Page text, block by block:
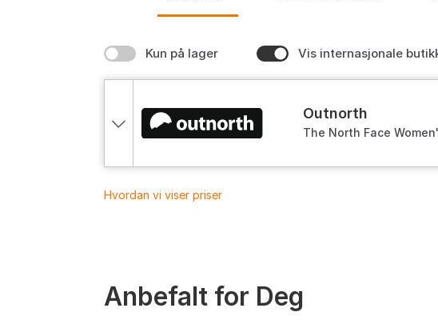
Kun på lager Vis internasjonale
outnorth
The North Face
Hvordan vi viser priser
Anbefalt for Deg